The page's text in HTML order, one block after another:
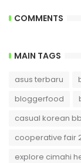
COMMENTS
MAIN TAGS
asus terbaru
bloggerfood
casual korean
cooperative fair
explore cimahi